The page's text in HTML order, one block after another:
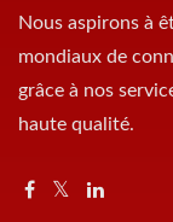
Nous aspirons à
mondiaux de
grâce à nos
haute qualité.